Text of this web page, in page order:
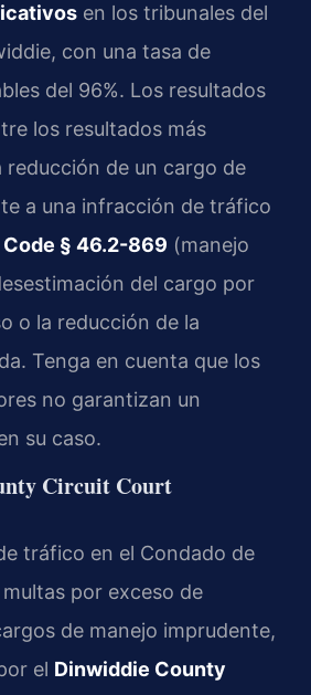
en los tribunales del
con una tasa de
del 96%. Los resultados
los resultados más
reducción de un cargo de
a una infracción de tráfico
Code § 46.2-869 (manejo
del cargo por
o la reducción de la
Tenga en cuenta que los
no garantizan un
su caso.
Circuit Court
tráfico en el Condado de
por exceso de
de manejo imprudente,
el Dinwiddie County